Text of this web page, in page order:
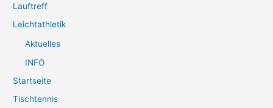
Lauftreff
Leichtathletik
Aktuelles
INFO
Startseite
Tischtennis